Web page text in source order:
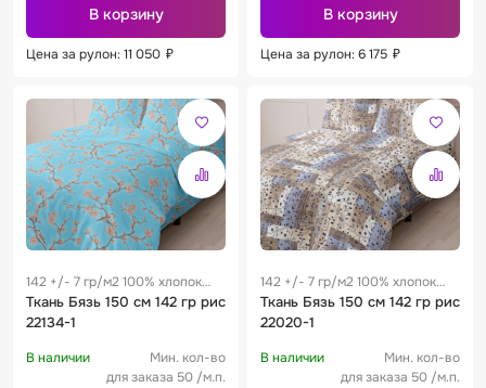
В корзину
Цена за рулон: 11 050 ₽
В корзину
Цена за рулон: 6 175 ₽
142 +/- 7 гр/м2 100% хлопок
0.29 м
Ткань Бязь 150 см 142 гр рис
22134-1
В наличии
Мин. кол-во
для заказа 50 /м.п.
142 +/- 7 гр/м2 100% хлопок
0.29 м
Ткань Бязь 150 см 142 гр рис
22020-1
В наличии
Мин. кол-во
для заказа 50 /м.п.